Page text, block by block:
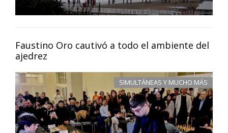
Faustino Oro cautivó a todo el ambiente del
ajedrez
SIMULTÁNEAS Y MUCHO MÁS